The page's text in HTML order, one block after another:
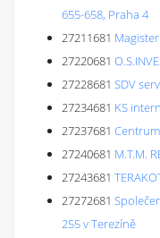
655-658, Praha 4
27211681
27220681
27228681 SDV
27234681 KS
27237681
27240681 M.T.M.
27243681
27272681
255 v Terezíně